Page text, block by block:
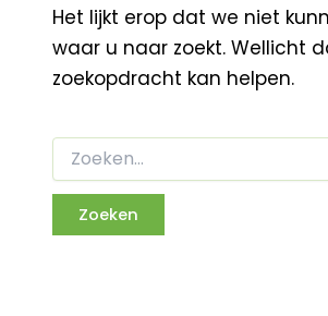
Het lijkt erop dat we niet
waar u naar zoekt. Wellicht
zoekopdracht kan helpen.